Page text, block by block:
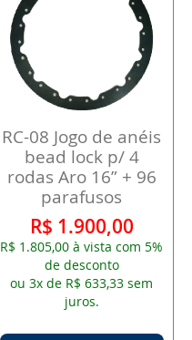
RC-08 Jogo de anéis
bead lock p/ 4
rodas Aro 16” + 96
parafusos
R$ 1.900,00
R$ 1.805,00 à vista com 5%
de desconto
ou 3x de R$ 633,33 sem
juros.